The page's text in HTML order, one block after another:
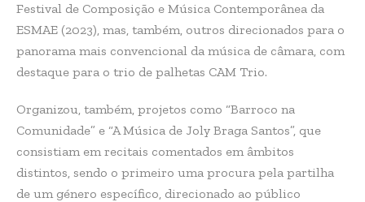
Festival de Composição e Música Contemporânea da
ESMAE (2023), mas, também, outros direcionados para o
panorama mais convencional da música de câmara, com
destaque para o trio de palhetas CAM Trio.
Organizou, também, projetos como “Barroco na
Comunidade” e “A Música de Joly Braga Santos”, que
consistiam em recitais comentados em âmbitos
distintos, sendo o primeiro uma procura pela partilha
de um género específico, direcionado ao público